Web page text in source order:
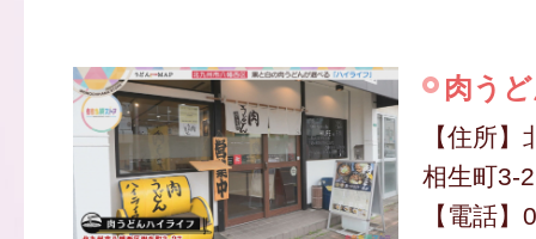
肉う
【住所
相生町3-
【電話